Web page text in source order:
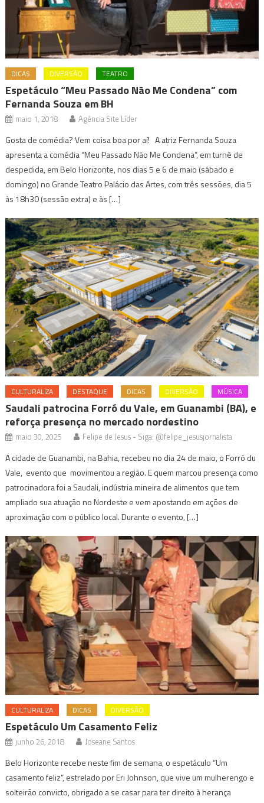
DICAS DIVERSÃO TEATRO
Espetáculo “Meu Passado Não Me Condena” com
Fernanda Souza em BH
maio 1, 2018 Agência Site Líder
Gosta de comédia? Vem coisa boa por aí! A atriz Fernanda Souza
apresenta a comédia “Meu Passado Não Me Condena”, em turnê de
despedida, em Belo Horizonte, nos dias 5 e 6 de maio (sábado e
domingo) no Grande Teatro Palácio das Artes, com três sessões, dia 5
às 18h30 (sessão extra) e às […]
CULTURALIZA DESTAQUE DICAS DIVERSÃO MÚSICA
Saudali patrocina Forró du Vale, em Guanambi (BA), e
reforça presença no mercado nordestino
maio 30, 2025 Felipe de Jesus - Siga: @felipe_jesusjornalista
A cidade de Guanambi, na Bahia, recebeu no dia 24 de maio, o Forró du
Vale, evento que movimentou a região. E quem marcou presença como
patrocinadora foi a Saudali, indústria mineira de alimentos que tem
ampliado sua atuação no Nordeste e vem apostando em ações de
aproximação com o público local. Durante o evento, […]
CULTURALIZA DICAS DIVERSÃO
Espetáculo Um Casamento Feliz
junho 26, 2018 Joseane Santos
Belo Horizonte recebe neste fim de semana, o espetáculo “Um
casamento feliz”, estrelado por Eri Johnson, que vive um mulherengo e
solteirão convicto, obrigado a se casar para ter direito à herança